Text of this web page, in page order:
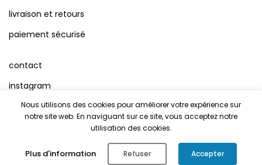
livraison et retours
paiement sécurisé
contact
instagram
facebook
conditions d'utilisation
Nous utilisons des cookies pour améliorer votre expérience sur
notre site web. En naviguant sur ce site, vous acceptez notre
utilisation des cookies.
Plus d'information Refuser Accepter